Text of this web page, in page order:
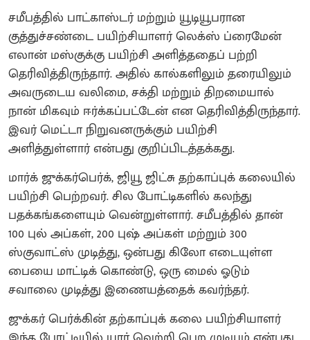
சமீபத்தில் பாட்காஸ்டர் மற்றும் யூடியூபரான
குத்துச்சண்டை பயிற்சியாளர் லெக்ஸ் ப்ரைமேன்
எலான் மஸ்குக்கு பயிற்சி அளித்ததைப் பற்றி
தெரிவித்திருந்தார். அதில் கால்களிலும் தரையிலும்
அவருடைய வலிமை, சக்தி மற்றும் திறமையால்
நான் மிகவும் ஈர்க்கப்பட்டேன் என தெரிவித்திருந்தார்.
இவர் மெட்டா நிறுவனருக்கும் பயிற்சி
அளித்துள்ளார் என்பது குறிப்பிடத்தக்கது.
மார்க் ஜுக்கர்பெர்க், ஜியூ ஜிட்சு தற்காப்புக் கலையில்
பயிற்சி பெற்றவர். சில போட்டிகளில் கலந்து
பதக்கங்களையும் வென்றுள்ளார். சமீபத்தில் தான்
100 புல் அப்கள், 200 புஷ் அப்கள் மற்றும் 300
ஸ்குவாட்ஸ் முடித்து, ஒன்பது கிலோ எடையுள்ள
பையை மாட்டிக் கொண்டு, ஒரு மைல் ஓடும்
சவாலை முடித்து இணையத்தைக் கவர்ந்தர்.
ஜுக்கர் பெர்க்கின் தற்காப்புக் கலை பயிற்சியாளர்